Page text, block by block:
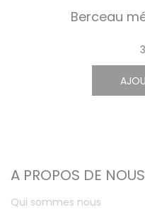
Berceau
A PROPOS DE NOUS
Qui sommes nous